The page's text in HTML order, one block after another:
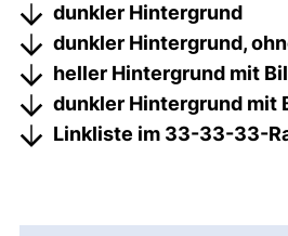
dunkler Hintergrund
dunkler Hintergrund,
heller Hintergrund mit
dunkler Hintergrund mit
Linkliste im 33-33-33-